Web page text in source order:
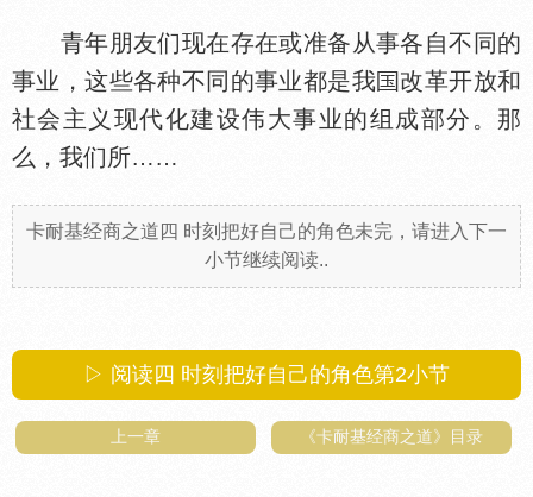
青年朋友们现在存在或准备从事各自不同的
事业，这些各种不同的事业都是我
改革开放和
社会主义现代化建设伟大事业的组成部分。那
么，我们所……
卡耐基经商之道四 时刻把好自己的角色未完，请进入下一
小节继续阅读..
▷ 阅读四 时刻把好自己的角色第2小节
上一章 《卡耐基经商之道》目录